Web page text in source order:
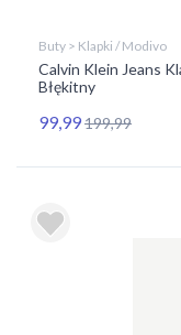
Buty > Klapki / Modivo
Calvin Klein Jeans
Błękitny
99,99199,99